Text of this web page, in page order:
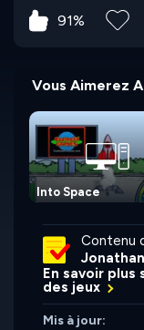
91%
Vous Aimerez
Into Space
Contenu
En savoir
des jeux
Mis à jour: